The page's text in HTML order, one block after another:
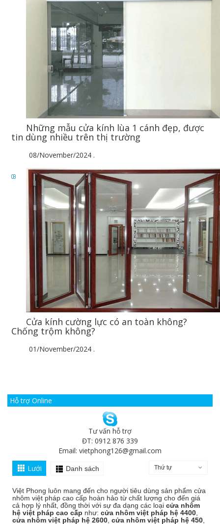
Những mẫu cửa kính lùa 1 cánh đẹp, được
tin dùng nhiều trên thị trường
08/November/2024 .
Cửa kính cường lực có an toàn không?
Chống trộm không?
01/November/2024 .
Hỗ trợ Online
Tư vấn hỗ trợ
ĐT: 0912 876 339
Email: vietphong126@gmail.com
Lưới
Danh sách Thứ tự
Việt Phong luôn mang đến cho người tiêu dùng sản phẩm cửa
nhôm việt pháp cao cấp hoàn hảo từ chất lượng cho đến giá
cả hợp lý nhất, đồng thời với sự đa dạng các loại cửa nhôm
hệ việt pháp cao cấp như: cửa nhôm việt pháp hệ 4400
cửa nhôm việt pháp hệ 2600 cửa nhôm việt pháp hệ 450